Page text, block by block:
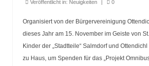
Veröffentlicht in: Neuigkeiten | 0
Organisiert von der Bürgervereinigung
dieses Jahr am 15. November im Geiste von
Kinder der „Stadtteile“ Salmdorf und
zu Haus, um Spenden für das „Projekt